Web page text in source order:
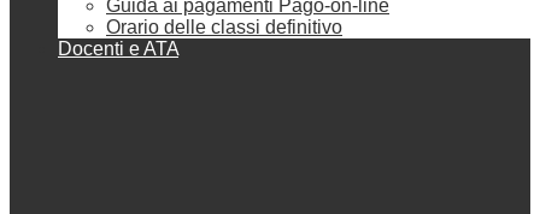
Guida ai pagamenti Pago-on-line
Orario delle classi definitivo
Docenti e ATA